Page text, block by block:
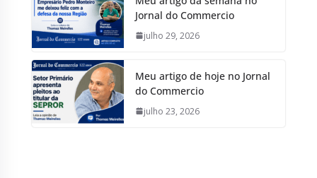
Jornal do Commercio
julho 29, 2026
Meu artigo de hoje no Jornal
do Commercio
julho 23, 2026